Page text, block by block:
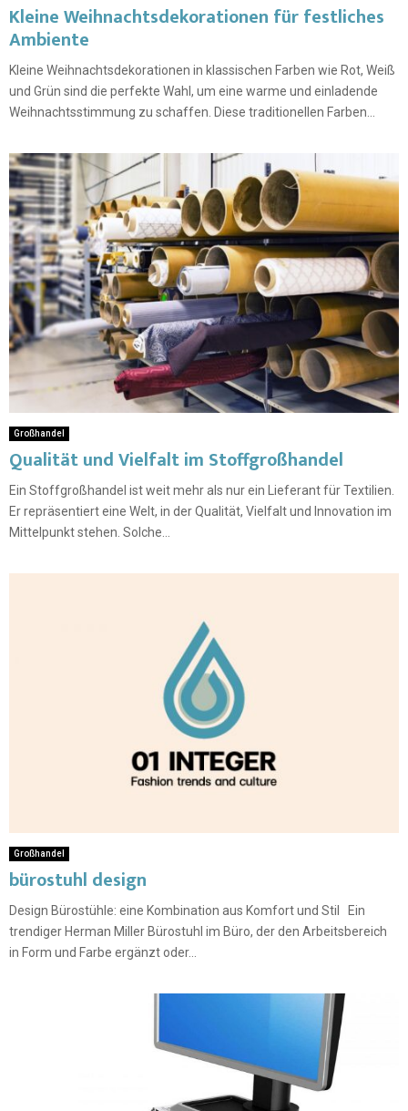
Kleine Weihnachtsdekorationen für festliches
Ambiente
Kleine Weihnachtsdekorationen in klassischen Farben wie Rot, Weiß
und Grün sind die perfekte Wahl, um eine warme und einladende
Weihnachtsstimmung zu schaffen. Diese traditionellen Farben...
Großhandel
Qualität und Vielfalt im Stoffgroßhandel
Ein Stoffgroßhandel ist weit mehr als nur ein Lieferant für Textilien.
Er repräsentiert eine Welt, in der Qualität, Vielfalt und Innovation im
Mittelpunkt stehen. Solche...
Großhandel
bürostuhl design
Design Bürostühle: eine Kombination aus Komfort und Stil Ein
trendiger Herman Miller Bürostuhl im Büro, der den Arbeitsbereich
in Form und Farbe ergänzt oder...